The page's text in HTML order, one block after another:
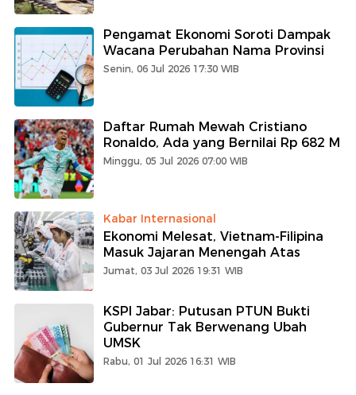
Pengamat Ekonomi Soroti Dampak
Wacana Perubahan Nama Provinsi
Senin, 06 Jul 2026 17:30 WIB
Daftar Rumah Mewah Cristiano
Ronaldo, Ada yang Bernilai Rp 682 M
Minggu, 05 Jul 2026 07:00 WIB
Kabar Internasional
Ekonomi Melesat, Vietnam-Filipina
Masuk Jajaran Menengah Atas
Jumat, 03 Jul 2026 19:31 WIB
KSPI Jabar: Putusan PTUN Bukti
Gubernur Tak Berwenang Ubah
UMSK
Rabu, 01 Jul 2026 16:31 WIB